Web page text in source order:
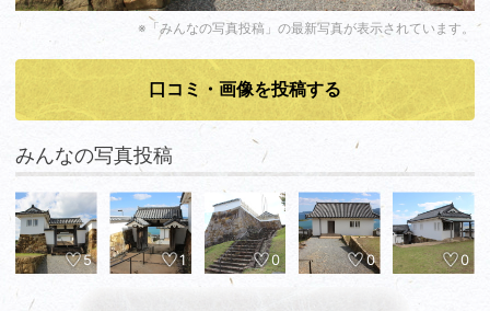
※「みんなの写真投稿」の最新写真が表示されています。
口コミ・画像を投稿する
みんなの写真投稿
5 1 0 0 0